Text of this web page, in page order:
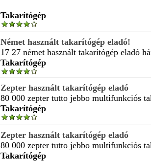
Takarítógép
Német használt takarítógép eladó!
17 27 német használt takarítógép eladó
Takarítógép
Zepter használt takarítógép eladó
80 000 zepter tutto jebbo multifunkciós
Takarítógép
Zepter használt takarítógép eladó
80 000 zepter tutto jebbo multifunkciós
Takarítógép